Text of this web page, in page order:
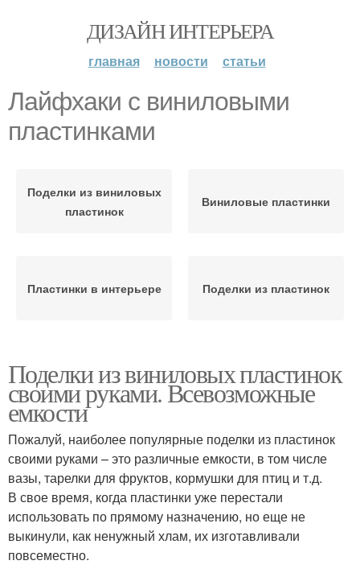
ДИЗАЙН ИНТЕРЬЕРА
главная новости статьи
Лайфхаки с виниловыми
пластинками
Поделки из виниловых
пластинок
Виниловые пластинки
Пластинки в интерьере Поделки из пластинок
Поделки из виниловых пластинок
своими руками. Всевозможные
емкости
Пожалуй, наиболее популярные поделки из пластинок
своими руками – это различные емкости, в том числе
вазы, тарелки для фруктов, кормушки для птиц и т.д.
В свое время, когда пластинки уже перестали
использовать по прямому назначению, но еще не
выкинули, как ненужный хлам, их изготавливали
повсеместно.